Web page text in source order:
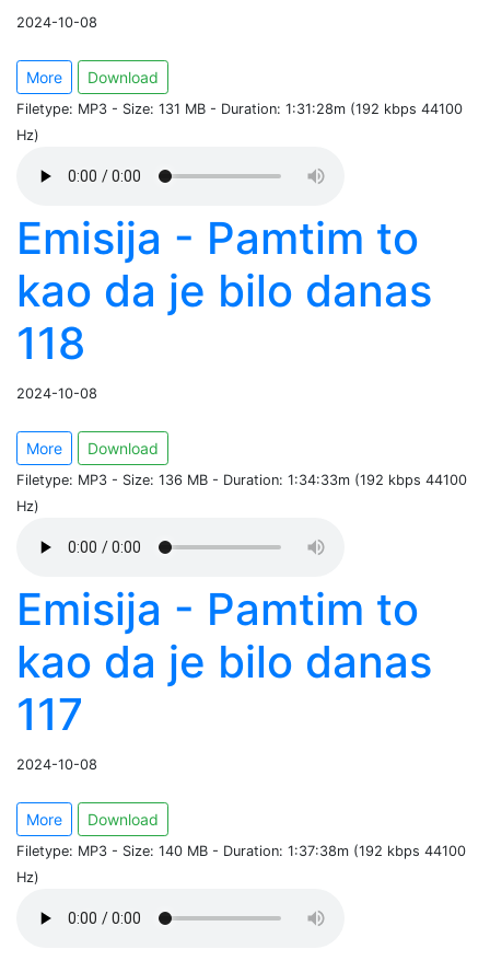
2024-10-08
More Download
Filetype: MP3 - Size: 131 MB - Duration: 1:31:28m (192 kbps 44100
Hz)
Emisija - Pamtim to
kao da je bilo danas
118
2024-10-08
More Download
Filetype: MP3 - Size: 136 MB - Duration: 1:34:33m (192 kbps 44100
Hz)
Emisija - Pamtim to
kao da je bilo danas
117
2024-10-08
More Download
Filetype: MP3 - Size: 140 MB - Duration: 1:37:38m (192 kbps 44100
Hz)